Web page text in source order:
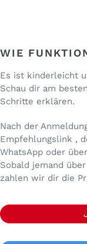
WIE
Es ist kinderleicht
Schau dir am
Schritte erklären.
Nach der
Empfehlungslink ,
WhatsApp oder
Sobald jemand
zahlen wir dir die